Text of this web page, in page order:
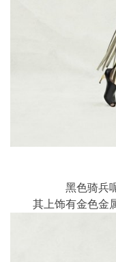
黑色骑兵
其上饰有金色金